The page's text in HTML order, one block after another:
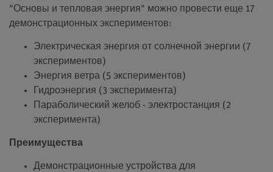
"Основы и тепловая энергия" можно провести еще 17
демонстрационных экспериментов:
Электрическая энергия от солнечной энергии (7
экспериментов)
Энергия ветра (5 экспериментов)
Гидроэнергия (3 эксперимента)
Параболический желоб - электростанция (2
эксперимента)
Преимущества
Демонстрационные устройства для